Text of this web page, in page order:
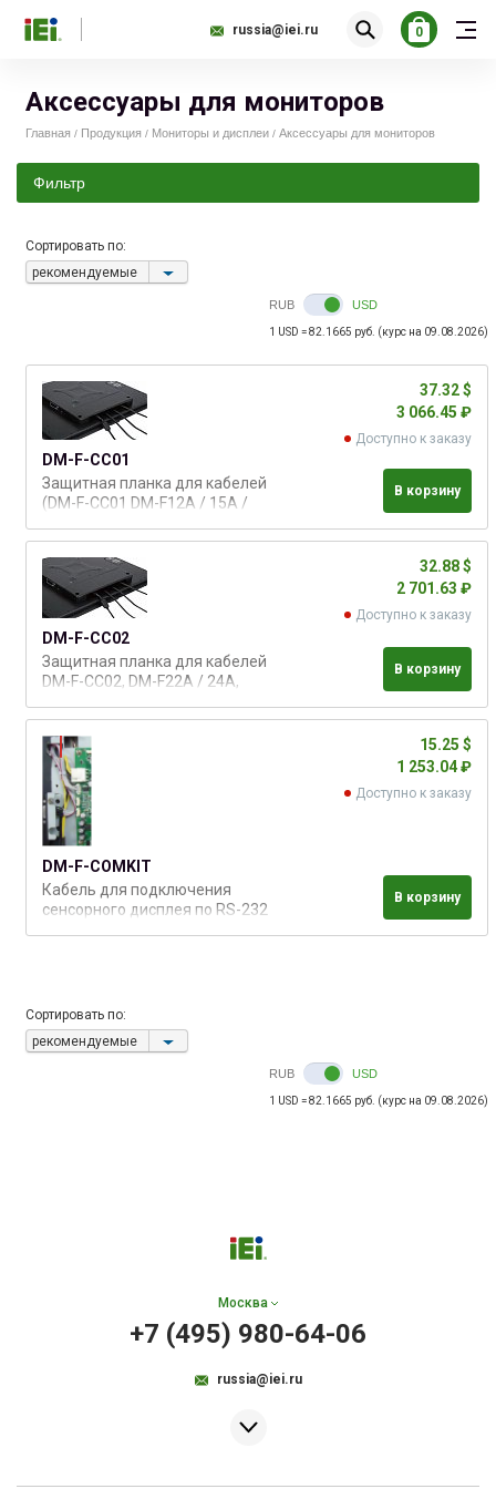
russia@iei.ru 0
Аксессуары для мониторов
Главная / Продукция / Мониторы и дисплеи / Аксессуары для мониторов
Фильтр
15.00
Сортировать по:
рекомендуемые
RUB USD
1 USD = 82.1665 руб. (курс на 09.08.2026)
DM-F-CC01
Защитная планка для кабелей
(DM-F-CC01 DM-F12A / 15A /
37.32 $
3 066.45 ₽
Доступно к заказу
В корзину
DM-F-CC02
Защитная планка для кабелей
DM-F-CC02, DM-F22A / 24A,
32.88 $
2 701.63 ₽
Доступно к заказу
В корзину
DM-F-COMKIT
Кабель для подключения
сенсорного дисплея по RS-232
15.25 $
1 253.04 ₽
Доступно к заказу
В корзину
Сортировать по:
рекомендуемые
RUB USD
1 USD = 82.1665 руб. (курс на 09.08.2026)
Москва
+7 (495) 980-64-06
russia@iei.ru